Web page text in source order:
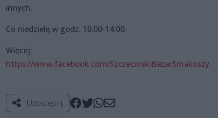
innych.
Co niedzielę w godz. 10:00-14:00.
Więcej:
https://www.facebook.com/SzczecinskiBazarSmakoszy
Udostępnij